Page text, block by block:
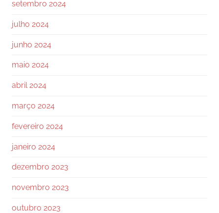
setembro 2024
julho 2024
junho 2024
maio 2024
abril 2024
março 2024
fevereiro 2024
janeiro 2024
dezembro 2023
novembro 2023
outubro 2023